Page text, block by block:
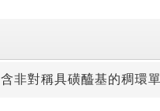
含非對稱具磺醯基的稠環